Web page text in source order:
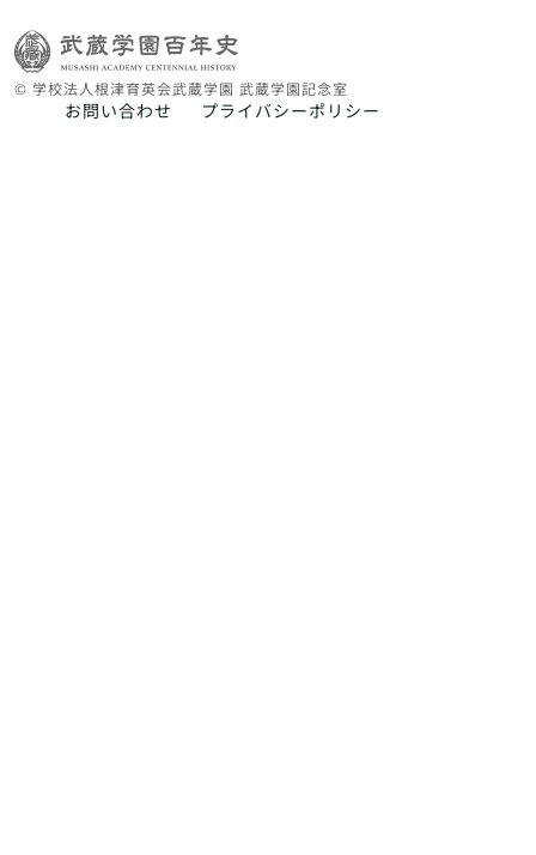
© 学校法人根津育英会武蔵学園 武蔵学園記念室
お問い合わせ プライバシーポリシー